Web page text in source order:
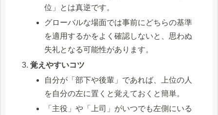
位」とは真逆です。
グローバルな場面では事前にどちらの基準
を適用するかをよく確認しないと、思わぬ
失礼となる可能性があります。
覚えやすいコツ
自分が「部下や後輩」であれば、上位の人
を自分の左に置くと覚えておくと簡単。
「主役」や「上司」がいつでも左側にいる